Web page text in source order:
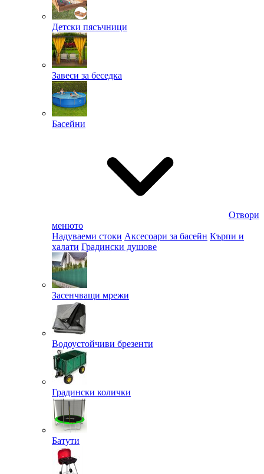
Детски пясъчници
Завеси за беседка
Басейни
Отвори
менюто
Надуваеми стоки Аксесоари за басейн Кърпи и
халати Градински душове
Засенчващи мрежи
Водоустойчиви брезенти
Градински колички
Батути